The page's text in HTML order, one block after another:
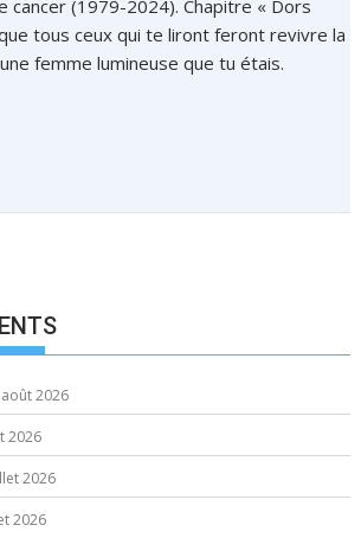
cancer (1979-2024). Chapitre « Dors
tous ceux qui te liront feront revivre la
femme lumineuse que tu étais.
2026
2026
2026
2026